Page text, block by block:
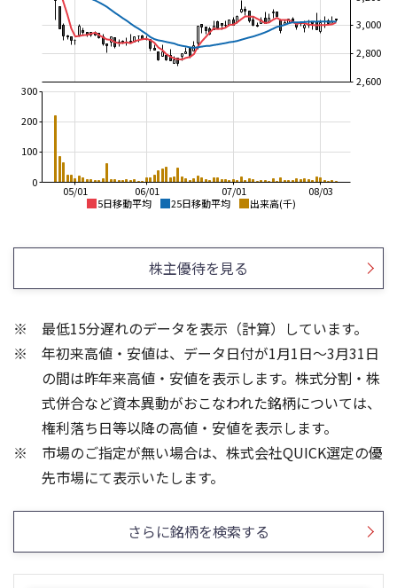
5日移動平均 25日移動平均 出来高(千)
08/03
07/01
06/01
05/01
2,600
2,800
3,000
0
100
200
300
25/12
25/10
25/08
25/06
25/04
2,000
2,500
3,500
4,000
20
24/01
23/01
22/01
21/01
1,000
1,500
2,000
3,000
3,500
4,000
20
株主優待を見る
最低15分遅れのデータを表示（計算）しています。
年初来高値・安値は、データ日付が1月1日～3月31日
の間は昨年来高値・安値を表示します。株式分割・株
式併合など資本異動がおこなわれた銘柄については、
権利落ち日等以降の高値・安値を表示します。
市場のご指定が無い場合は、株式会社QUICK選定の優
先市場にて表示いたします。
さらに銘柄を検索する